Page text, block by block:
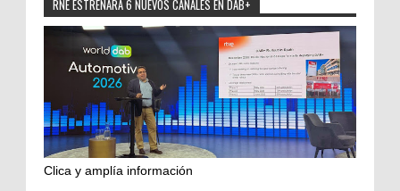
RNE ESTRENARÁ 6 NUEVOS CANALES EN DAB+
Clica y amplía información